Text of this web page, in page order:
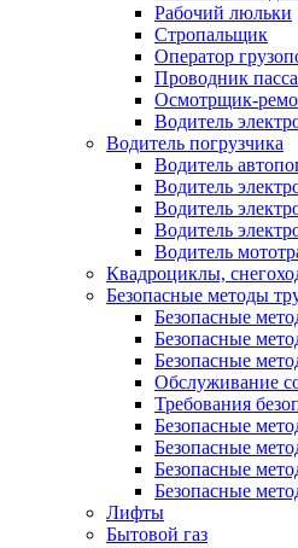
Рабочий люльки
Стропальщик
Оператор
Проводник
Осмотрщик-
Водитель
Водитель погрузчика
Водитель
Водитель
Водитель
Водитель
Водитель
Квадроциклы,
Безопасные методы
Безопасные
Безопасные
Безопасные
Обслуживание
Требования
Безопасные
Безопасные
Безопасные
Безопасные
Лифты
Бытовой газ